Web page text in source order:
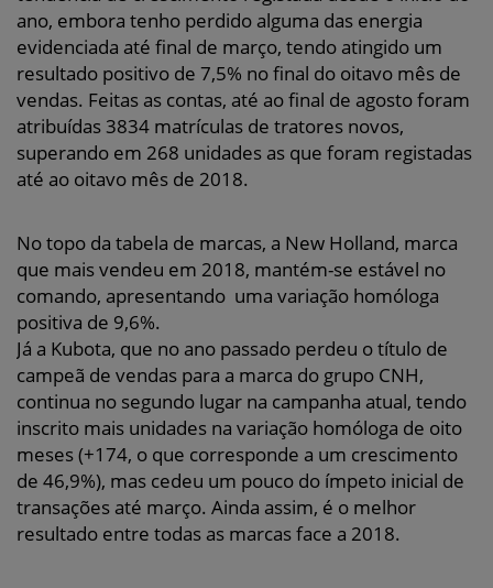
ano, embora tenho perdido alguma das energia
evidenciada até final de março, tendo atingido um
resultado positivo de 7,5% no final do oitavo mês de
vendas. Feitas as contas, até ao final de agosto foram
atribuídas 3834 matrículas de tratores novos,
superando em 268 unidades as que foram registadas
até ao oitavo mês de 2018.
No topo da tabela de marcas, a New Holland, marca
que mais vendeu em 2018, mantém-se estável no
comando, apresentando uma variação homóloga
positiva de 9,6%.
Já a Kubota, que no ano passado perdeu o título de
campeã de vendas para a marca do grupo CNH,
continua no segundo lugar na campanha atual, tendo
inscrito mais unidades na variação homóloga de oito
meses (+174, o que corresponde a um crescimento
de 46,9%), mas cedeu um pouco do ímpeto inicial de
transações até março. Ainda assim, é o melhor
resultado entre todas as marcas face a 2018.